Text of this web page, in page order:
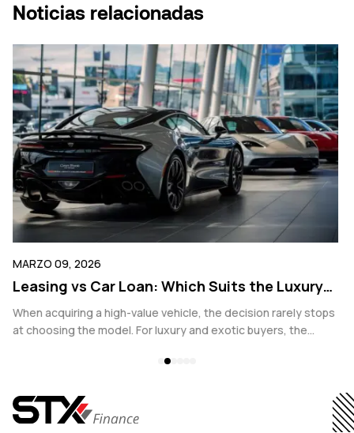
Noticias relacionadas
MARZO 09, 2026
Leasing vs Car Loan: Which Suits the Luxury
Buyer Better?
When acquiring a high-value vehicle, the decision rarely stops
at choosing the model. For luxury and exotic buyers, the
considering a Ferrari, Porsche, Bentley, or other prestige
loan versus financial leasing.